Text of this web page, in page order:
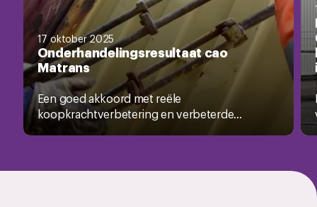
17 oktober 2025
Onderhandelingsresultaat cao
Matrans
Een goed akkoord met reële
koopkrachtverbetering en verbeterde...